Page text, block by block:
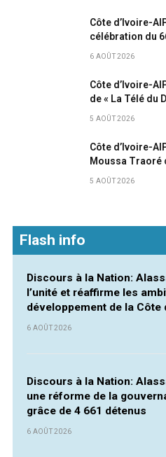
Côte d’Ivoire-
célébration du
l’indépendance
6 AOÛT 2026
Côte d’Ivoire-
de « La Télé du
métrage d’O. Assi
5 AOÛT 2026
Côte d’Ivoire-
Moussa Traoré
mémoire du
5 AOÛT 2026
Flash info
Discours à la Nation:
l’unité et réaffirme les
développement de la Côte
6 AOÛT 2026
Discours à la Nation:
une réforme de la
grâce de 4 661 détenus
6 AOÛT 2026